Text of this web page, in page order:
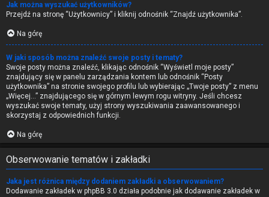
Jak można wyszukać użytkowników?
Przejdź na stronę “Użytkownicy” i kliknij odnośnik “Znajdź użytkownika”.
Na górę
W jaki sposób można znaleźć swoje posty i tematy?
Swoje posty można znaleźć, klikając odnośnik “Wyświetl moje posty”
znajdujący się w panelu zarządzania kontem lub odnośnik “Posty
użytkownika” na stronie swojego profilu lub wybierając „Twoje posty” z menu
„Więcej…” znajdującego się w górnym lewym rogu witryny. Jeśli chcesz
wyszukać swoje tematy, użyj strony wyszukiwania zaawansowanego i
skorzystaj z odpowiednich funkcji.
Na górę
Obserwowanie tematów i zakładki
Jaka jest różnica między dodaniem zakładki a obserwowaniem?
Dodawanie zakładek w phpBB 3.0 działa podobnie jak dodawanie zakładek w